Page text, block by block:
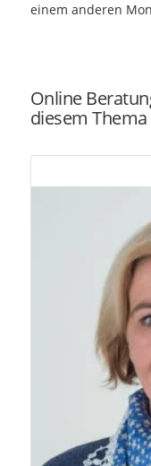
einem anderen
Online
diesem Thema